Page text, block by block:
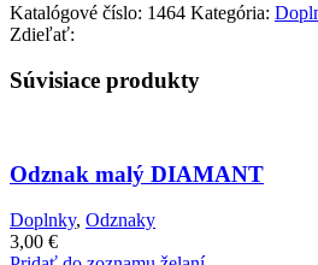
Katalógové číslo: 1464 Kategória:
Zdieľať:
Súvisiace produkty
Odznak malý DIAMANT
Doplnky, Odznaky
3,00 €